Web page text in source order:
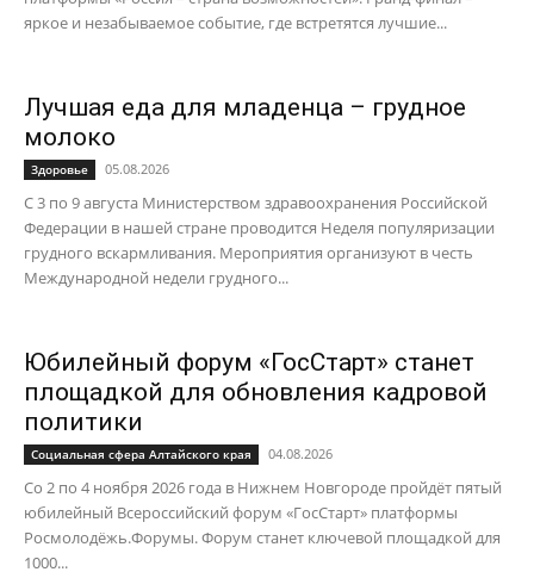
яркое и незабываемое событие, где встретятся лучшие...
Лучшая еда для младенца – грудное
молоко
Здоровье 05.08.2026
С 3 по 9 августа Министерством здравоохранения Российской
Федерации в нашей стране проводится Неделя популяризации
грудного вскармливания. Мероприятия организуют в честь
Международной недели грудного...
Юбилейный форум «ГосСтарт» станет
площадкой для обновления кадровой
политики
Социальная сфера Алтайского края 04.08.2026
Со 2 по 4 ноября 2026 года в Нижнем Новгороде пройдёт пятый
юбилейный Всероссийский форум «ГосСтарт» платформы
Росмолодёжь.Форумы. Форум станет ключевой площадкой для
1000...